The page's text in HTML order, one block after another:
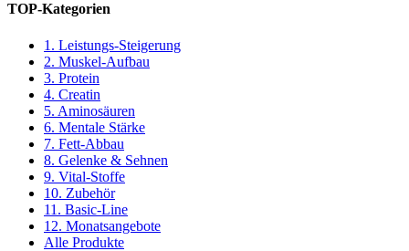
TOP-Kategorien
1. Leistungs-Steigerung
2. Muskel-Aufbau
3. Protein
4. Creatin
5. Aminosäuren
6. Mentale Stärke
7. Fett-Abbau
8. Gelenke & Sehnen
9. Vital-Stoffe
10. Zubehör
11. Basic-Line
12. Monatsangebote
Alle Produkte